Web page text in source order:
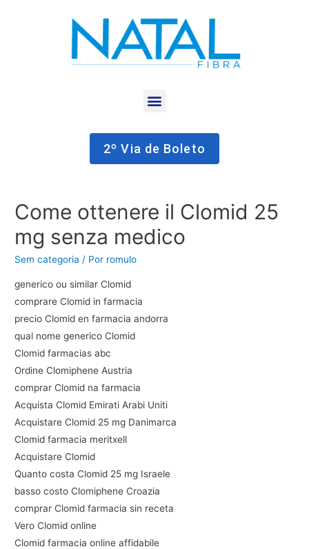
2º Via de Boleto
Come ottenere il Clomid 25
mg senza medico
Sem categoria / Por romulo
generico ou similar Clomid
comprare Clomid in farmacia
precio Clomid en farmacia andorra
qual nome generico Clomid
Clomid farmacias abc
Ordine Clomiphene Austria
comprar Clomid na farmacia
Acquista Clomid Emirati Arabi Uniti
Acquistare Clomid 25 mg Danimarca
Clomid farmacia meritxell
Acquistare Clomid
Quanto costa Clomid 25 mg Israele
basso costo Clomiphene Croazia
comprar Clomid farmacia sin receta
Vero Clomid online
Clomid farmacia online affidabile